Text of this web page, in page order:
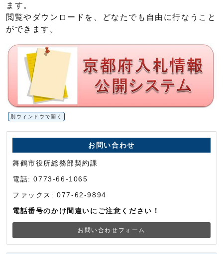
ます。
閲覧やダウンロードを、どなたでも自由に行なうこと
ができます。
別ウィンドウで開く
お問い合わせ
舞鶴市役所総務部契約課
電話: 0773-66-1065
ファックス: 077-62-9894
電話番号のかけ間違いにご注意ください！
お問い合わせフォーム